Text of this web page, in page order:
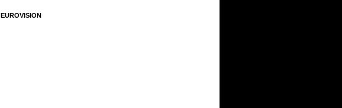
EUROVISION